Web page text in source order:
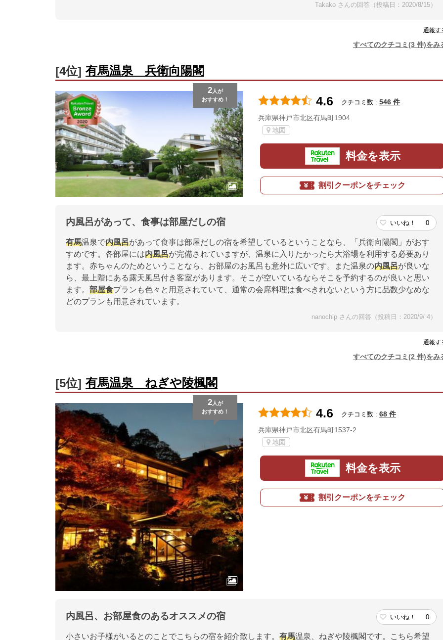
Takako さんの回答（投稿日：2020/8/15）
通報す
すべてのクチコミ(3 件)をみ
[4位] 有馬温泉 兵衛向陽閣
2人が
おすすめ！
4.6 クチコミ数 : 546 件
兵庫県神戸市北区有馬町1904
地図
料金を表示
割引クーポンをチェック
内風呂があって、食事は部屋だしの宿 いいね！ 0
有馬温泉で内風呂があって食事は部屋だしの宿を希望しているということなら、「兵衛向陽閣」がおす
すめです。各部屋には内風呂が完備されていますが、温泉に入りたかったら大浴場を利用する必要あり
ます。赤ちゃんのためということなら、お部屋のお風呂も意外に広いです。また温泉の内風呂が良いな
ら、最上階にある露天風呂付き客室があります。そこが空いているならそこを予約するのが良いと思い
ます。 部屋食プランも色々と用意されていて、通常の会席料理は食べきれないという方に品数少なめな
どのプランも用意されています。
nanochip さんの回答（投稿日：2020/9/ 4）
通報す
すべてのクチコミ(2 件)をみ
[5位] 有馬温泉 ねぎや陵楓閣
2人が
おすすめ！
4.6 クチコミ数 : 68 件
兵庫県神戸市北区有馬町1537-2
地図
料金を表示
割引クーポンをチェック
内風呂、お部屋食のあるオススメの宿 いいね！ 0
小さいお子様がいるとのことでこちらの宿を紹介致します。 有馬温泉、ねぎや陵楓閣です。こちら希望